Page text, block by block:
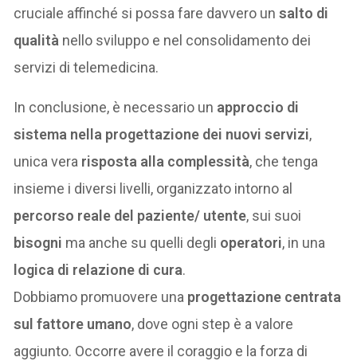
cruciale affinché si possa fare davvero un salto di
qualità nello sviluppo e nel consolidamento dei
servizi di telemedicina.
In conclusione, è necessario un approccio di
sistema nella progettazione dei nuovi servizi,
unica vera risposta alla complessità, che tenga
insieme i diversi livelli, organizzato intorno al
percorso reale del paziente/ utente, sui suoi
bisogni ma anche su quelli degli operatori, in una
logica di relazione di cura.
Dobbiamo promuovere una progettazione centrata
sul fattore umano, dove ogni step è a valore
aggiunto. Occorre avere il coraggio e la forza di